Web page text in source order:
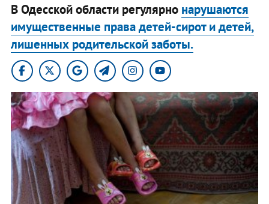
В Одесской области регулярно нарушаются
имущественные права детей-сирот и детей,
лишенных родительской заботы.